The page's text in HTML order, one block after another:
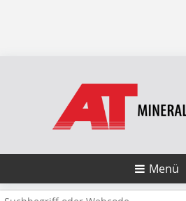
Menü